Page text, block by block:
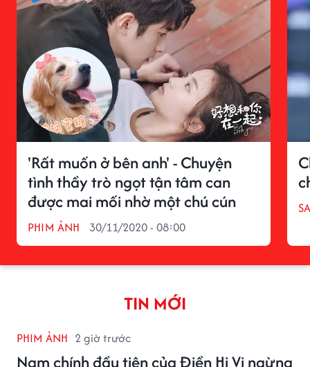
'Rất muốn ở bên anh' - Chuyện
tình thầy trò ngọt tận tâm can
được mai mối nhờ một chú cún
PHIM ẢNH 30/11/2020 - 08:00
TIN MỚI
PHIM ẢNH 2 giờ trước
Nam chính đầu tiên của Điền Hi Vi ngừng